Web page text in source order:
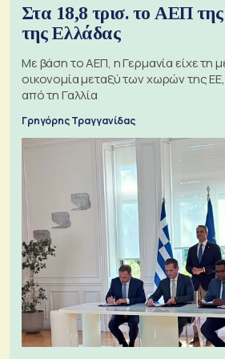
Στα 18,8 τρισ. το ΑΕΠ
της Ελλάδας
Με βάση το ΑΕΠ, η Γερμανία είχε τη
οικονομία μεταξύ των χωρών της
από τη Γαλλία
Γρηγόρης Τραγγανίδας